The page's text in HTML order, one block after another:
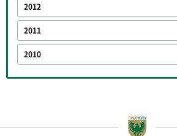
2012
2011
2010